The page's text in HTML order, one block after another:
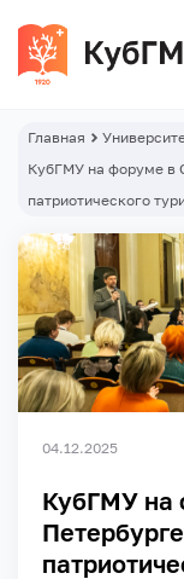
Главная
КубГМУ на форуме в
патриотического
04.12.2025
КубГМУ на